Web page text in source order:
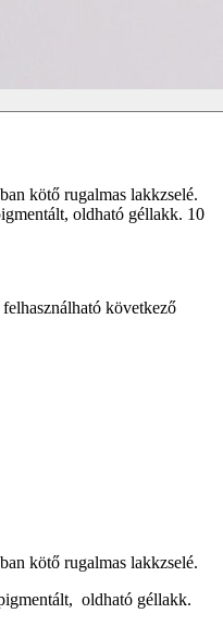
kötő rugalmas lakkzselé.
oldható géllakk. 10
következő
kötő rugalmas lakkzselé.
oldható géllakk.